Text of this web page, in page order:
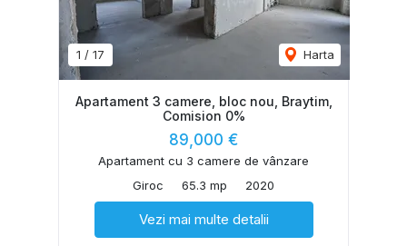
1 / 17 Harta
Apartament 3 camere, bloc nou, Braytim,
Comision 0%
89,000 €
Apartament cu 3 camere de vânzare
Giroc
65.3 mp 2020
Vezi mai multe detalii